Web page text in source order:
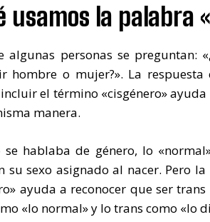
usamos la palabra
algunas personas se preguntan:
hombre o mujer?». La
el término «cisgénero»
manera.
se hablaba de género, lo
su sexo asignado al nacer. Pero
ayuda a reconocer que ser
«lo normal» y lo trans como «lo